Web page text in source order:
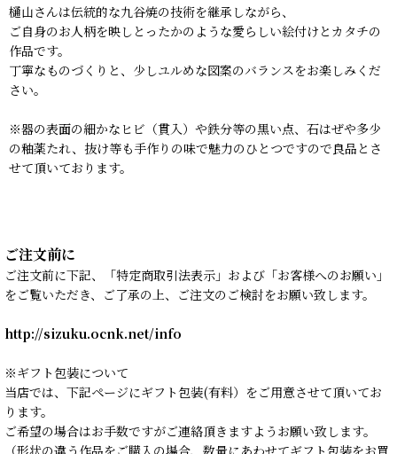
樋山さんは伝統的な九谷焼の技術を継承しながら、
ご自身のお人柄を映しとったかのような愛らしい絵付けとカタチの
作品です。
丁寧なものづくりと、少しユルめな図案のバランスをお楽しみくだ
さい。
※器の表面の細かなヒビ（貫入）や鉄分等の黒い点、石はぜや多少
の釉薬たれ、抜け等も手作りの味で魅力のひとつですので良品とさ
せて頂いております。
ご注文前に
ご注文前に下記、「特定商取引法表示」および「お客様へのお願い」
をご覧いただき、ご了承の上、ご注文のご検討をお願い致します。
http://sizuku.ocnk.net/info
※ギフト包装について
当店では、下記ページにギフト包装(有料）をご用意させて頂いてお
ります。
ご希望の場合はお手数ですがご連絡頂きますようお願い致します。
（形状の違う作品をご購入の場合、数量にあわせてギフト包装をお買